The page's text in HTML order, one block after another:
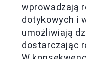
wprowadzają
dotykowych i
umożliwiają
dostarczając